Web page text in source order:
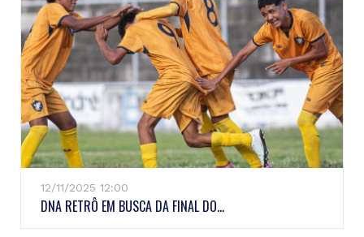
12/11/2025 12:00
DNA RETRÔ EM BUSCA DA FINAL DO...